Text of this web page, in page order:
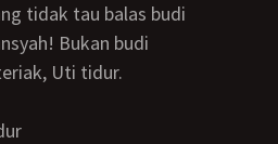
tidak tau balas budi
Bukan budi
Uti tidur.